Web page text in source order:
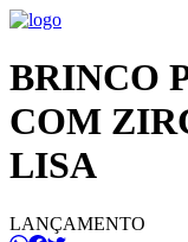
BRINCO
COM
LISA
LANÇAMENTO